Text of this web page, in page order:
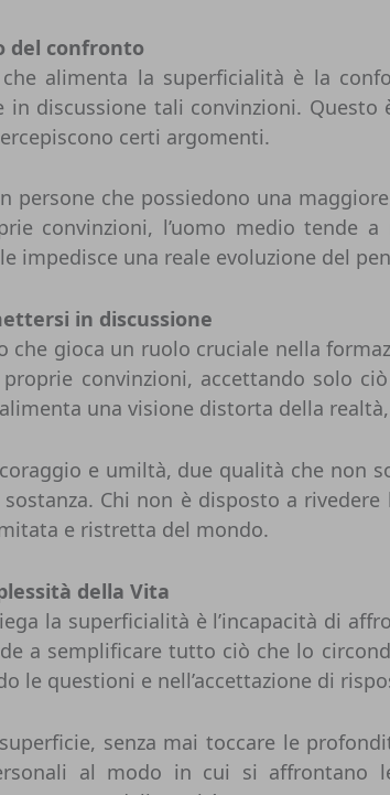
del confronto
alimenta la superficialità è la
in discussione tali convinzioni.
certi argomenti.
persone che possiedono una
convinzioni, l’uomo medio tende
impedisce una reale evoluzione del
in discussione
gioca un ruolo cruciale nella
convinzioni, accettando solo
una visione distorta della
e umiltà, due qualità che non
Chi non è disposto a
e ristretta del mondo.
della Vita
la superficialità è l’incapacità di
a semplificare tutto ciò che lo
le questioni e nell’accettazione di
senza mai toccare le
al modo in cui si